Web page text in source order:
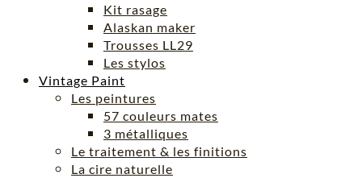
Kit rasage
Alaskan maker
Trousses LL29
Les stylos
Vintage Paint
Les peintures
57 couleurs mates
3 métalliques
Le traitement & les finitions
La cire naturelle